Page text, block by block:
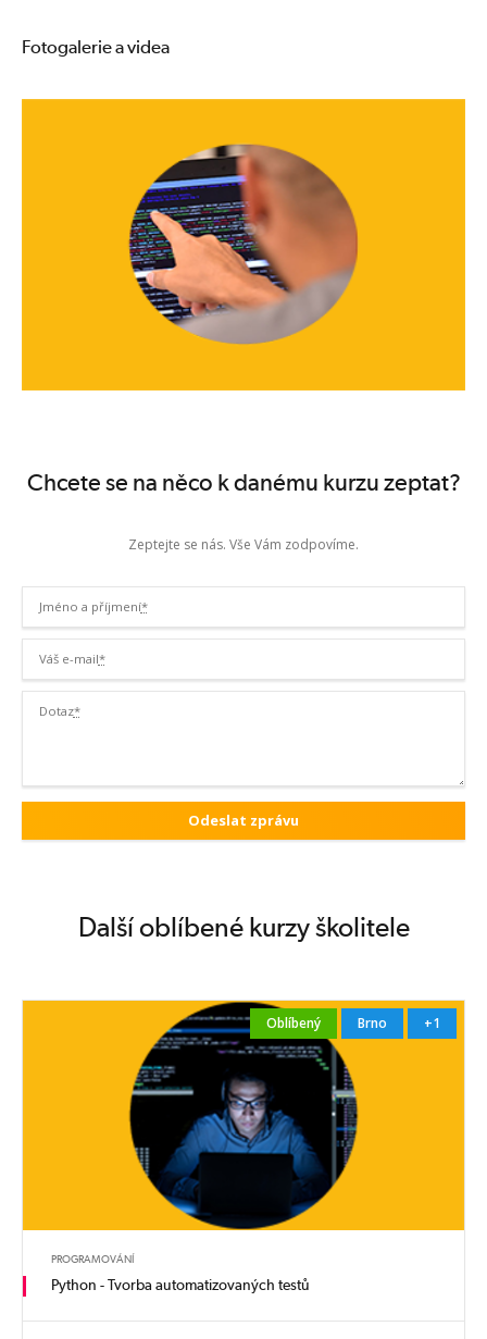
Fotogalerie a videa
Chcete se na něco k danému kurzu zeptat?
Zeptejte se nás. Vše Vám zodpovíme.
Jméno a příjmení*
Váš e-mail*
Dotaz*
Další oblíbené kurzy školitele
Oblíbený Brno +1
PROGRAMOVÁNÍ
Python - Tvorba automatizovaných testů